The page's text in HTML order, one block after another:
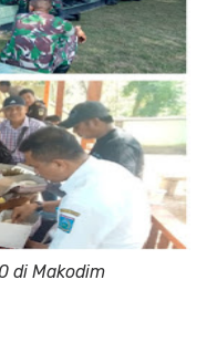
di Makodim